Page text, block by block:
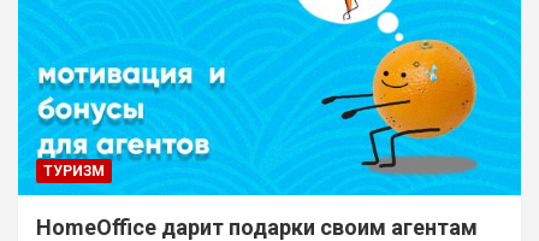
ТУРИЗМ
HomeOffice дарит подарки своим агентам